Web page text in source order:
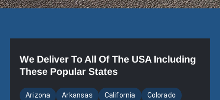
We Deliver To All Of The USA Including
These Popular States
Arizona Arkansas California
Colorado